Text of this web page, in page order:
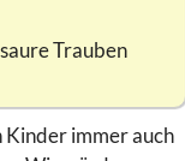
Trauben
Kinder immer auch